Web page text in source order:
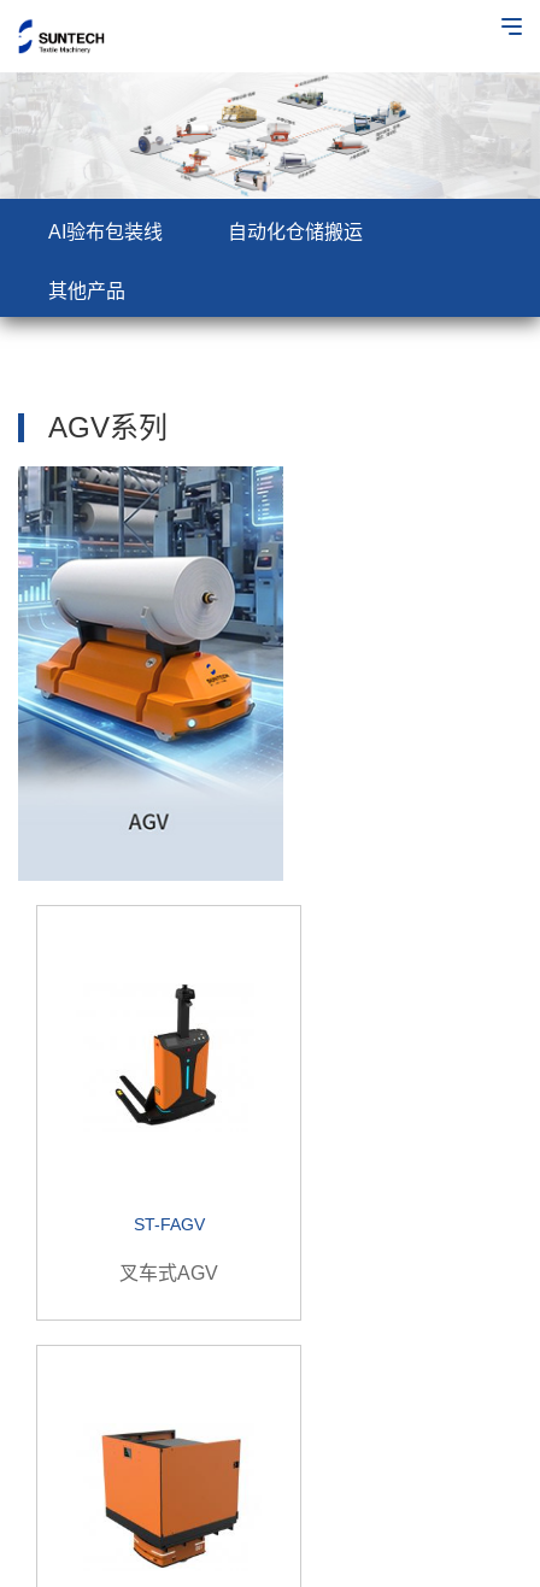
AI验布包装线 自动化仓储搬运
其他产品
AGV系列
ST-FAGV
叉车式AGV